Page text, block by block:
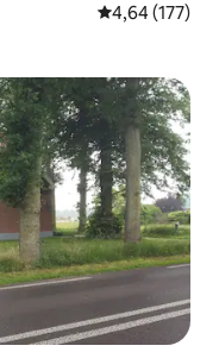
Évaluation
4,64 (177)